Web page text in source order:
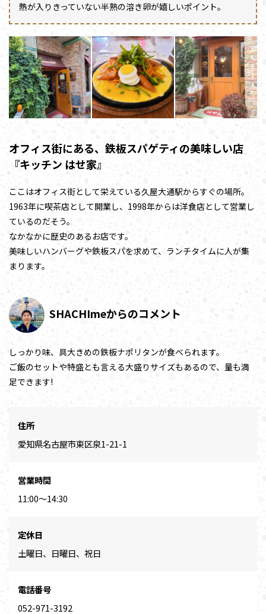
熱が入りきっていない半熟の溶き卵が嬉しいポイント。
オフィス街にある、鉄板スパゲティの美味しい店
『キッチン はせ家』
ここはオフィス街として栄えている久屋大通駅からすぐの場所。
1963年に喫茶店として開業し、1998年からは洋食店として営業し
ているのだそう。
なかなかに歴史のあるお店です。
美味しいハンバーグや鉄板スパを求めて、ランチタイムに人が集
まります。
SHACHImeからのコメント
しっかり味、具大きめの鉄板ナポリタンが食べられます。
ご飯のセットや特盛とも言える大盛りサイズもあるので、量も満
足できます!
住所
愛知県名古屋市東区泉1-21-1
営業時間
11:00～14:30
定休日
土曜日、日曜日、祝日
電話番号
052-971-3192